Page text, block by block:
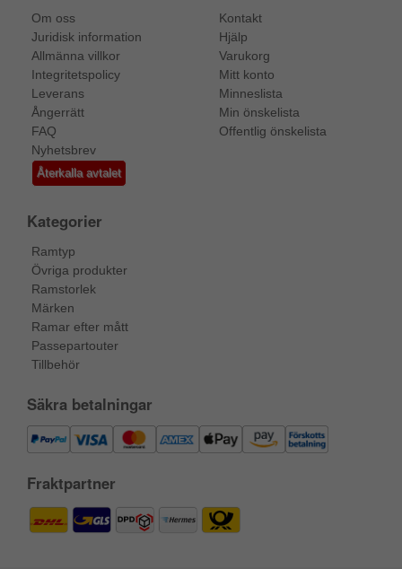
Om oss
Juridisk information
Allmänna villkor
Integritetspolicy
Leverans
Ångerrätt
FAQ
Nyhetsbrev
Återkalla avtalet
Kontakt
Hjälp
Varukorg
Mitt konto
Minneslista
Min önskelista
Offentlig önskelista
Kategorier
Ramtyp
Övriga produkter
Ramstorlek
Märken
Ramar efter mått
Passepartouter
Tillbehör
Säkra betalningar
Fraktpartner